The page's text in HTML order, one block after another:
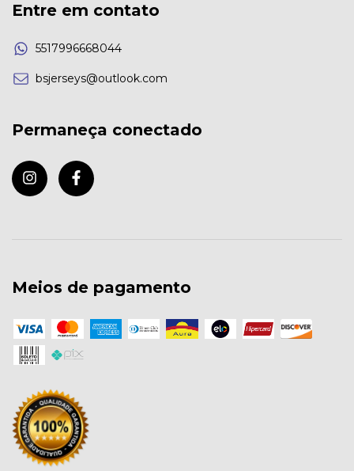
Entre em contato
5517996668044
bsjerseys@outlook.com
Permaneça conectado
Meios de pagamento